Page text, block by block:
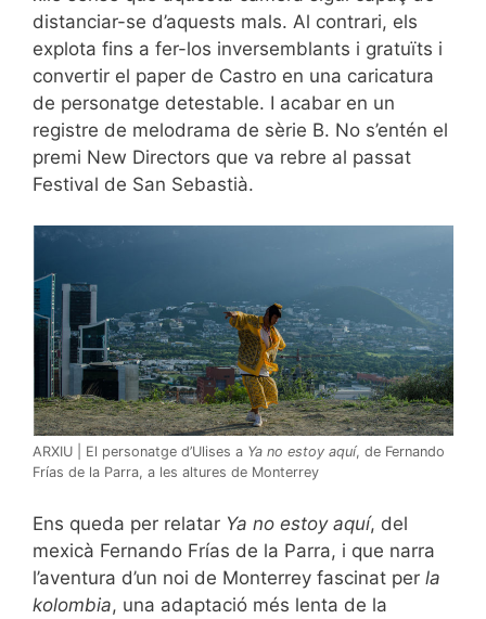
distanciar-se d’aquests mals. Al contrari, els
explota fins a fer-los inversemblants i gratuïts i
convertir el paper de Castro en una caricatura
de personatge detestable. I acabar en un
registre de melodrama de sèrie B. No s’entén el
premi New Directors que va rebre al passat
Festival de San Sebastià.
ARXIU | El personatge d’Ulises a Ya no estoy aquí, de Fernando
Frías de la Parra, a les altures de Monterrey
Ens queda per relatar Ya no estoy aquí, del
mexicà Fernando Frías de la Parra, i que narra
l’aventura d’un noi de Monterrey fascinat per la
kolombia, una adaptació més lenta de la